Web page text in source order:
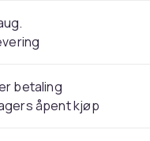
betaling
åpent kjøp